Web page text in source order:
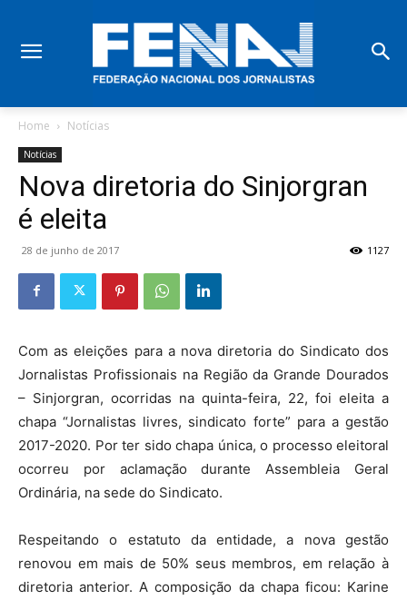
Home Notícias
Notícias
Nova diretoria do Sinjorgran
é eleita
28 de junho de 2017 1127
Com as eleições para a nova diretoria do Sindicato dos
Jornalistas Profissionais na Região da Grande Dourados
– Sinjorgran, ocorridas na quinta-feira, 22, foi eleita a
chapa “Jornalistas livres, sindicato forte” para a gestão
2017-2020. Por ter sido chapa única, o processo eleitoral
ocorreu por aclamação durante Assembleia Geral
Ordinária, na sede do Sindicato.
Respeitando o estatuto da entidade, a nova gestão
renovou em mais de 50% seus membros, em relação à
diretoria anterior. A composição da chapa ficou: Karine